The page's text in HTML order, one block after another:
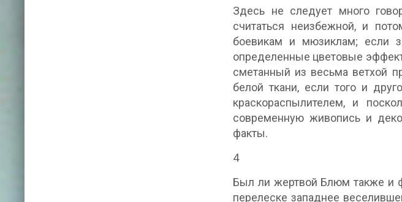
Здесь не следует много
считаться неизбежной, и
боевикам и мюзиклам; если
определенные цветовые
сметанный из весьма ветхой
белой ткани, если того и
краскораспылителем, и
современную живопись и
факты.
4
Был ли жертвой Блюм также и
перелеске западнее